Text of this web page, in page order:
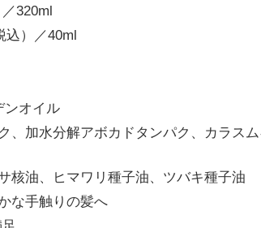
320ml
）／40ml
ンオイル
、加水分解アボカドタンパク、カラス
核油、ヒマワリ種子油、ツバキ種子油
な手触りの髪へ